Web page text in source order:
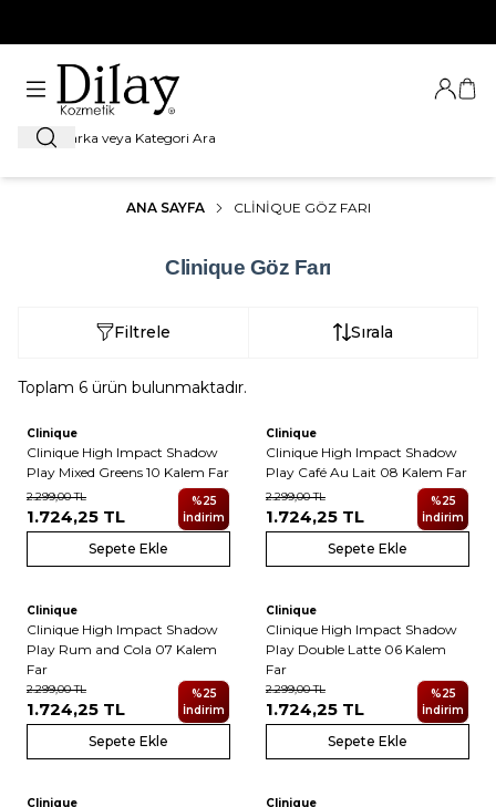
Ara
Giriş
ANA SAYFA CLINIQUE GÖZ FARI
Clinique Göz Farı
Filtrele Sırala
Toplam 6 ürün bulunmaktadır.
Yeni
Clinique
Clinique High Impact Shadow
Play Mixed Greens 10 Kalem Far
2.299,00TL
1.724,25 TL
%25
İndirim
Sepete Ekle
Yeni
Clinique
Clinique High Impact Shadow
Play Café Au Lait 08 Kalem Far
2.299,00TL
1.724,25 TL
%25
İndirim
Sepete Ekle
Yeni
Clinique
Clinique High Impact Shadow
Play Rum and Cola 07 Kalem
Far
2.299,00TL
1.724,25 TL
%25
İndirim
Sepete Ekle
Yeni
Clinique
Clinique High Impact Shadow
Play Double Latte 06 Kalem
Far
2.299,00TL
1.724,25 TL
%25
İndirim
Sepete Ekle
Clinique Clinique